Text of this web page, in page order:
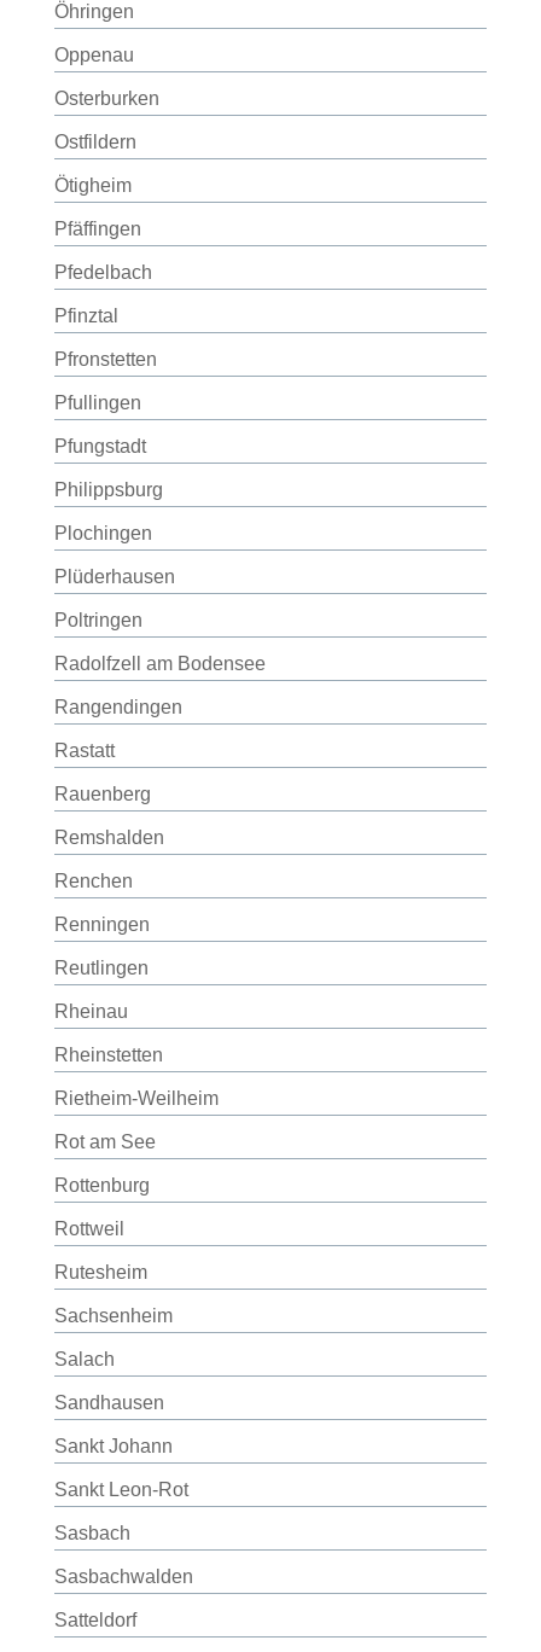
Öhringen
Oppenau
Osterburken
Ostfildern
Ötigheim
Pfäffingen
Pfedelbach
Pfinztal
Pfronstetten
Pfullingen
Pfungstadt
Philippsburg
Plochingen
Plüderhausen
Poltringen
Radolfzell am Bodensee
Rangendingen
Rastatt
Rauenberg
Remshalden
Renchen
Renningen
Reutlingen
Rheinau
Rheinstetten
Rietheim-Weilheim
Rot am See
Rottenburg
Rottweil
Rutesheim
Sachsenheim
Salach
Sandhausen
Sankt Johann
Sankt Leon-Rot
Sasbach
Sasbachwalden
Satteldorf